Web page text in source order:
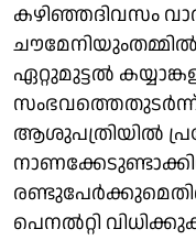
കഴിഞ്ഞദിവസം
ചൗമേനിയുംതമ്മിൽ
ഏറ്റുമുട്ടൽ
ആശുപത്രിയിൽ
പെനൽറ്റി